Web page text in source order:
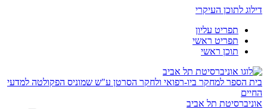
דילוג לתוכן העיקרי
תפריט עליון
תפריט ראשי
תוכן ראשי
בית הספר למחקר ביו-רפואי ולחקר הסרטן ע"ש שמוניס הפקולטה למדעי
החיים
אוניברסיטת תל אביב